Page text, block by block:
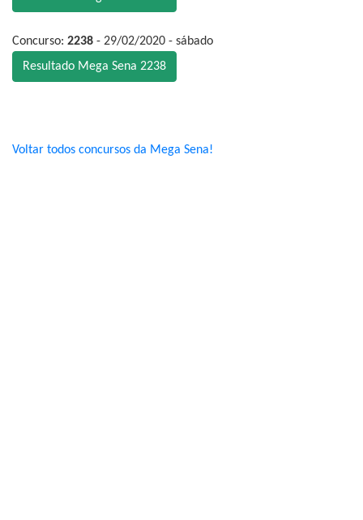
Concurso: 2238 - 29/02/2020 - sábado
Resultado Mega Sena 2238
Voltar todos concursos da Mega Sena!